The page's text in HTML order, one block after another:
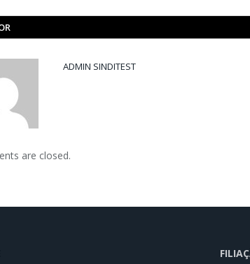
ADMIN SINDITEST
are closed.